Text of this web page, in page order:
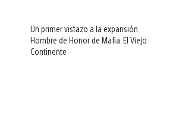
Un primer vistazo a la expansión
Hombre de Honor de Mafia: El Viejo
Continente